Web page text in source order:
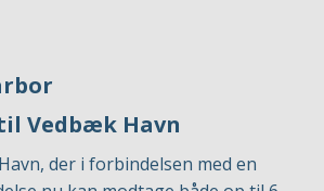
Vedbæk Havn
der i forbindelsen med en